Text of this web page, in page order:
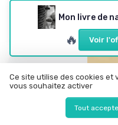
Lire le
Mon livre de
🔥 Voir
Ce site utilise des cookies et
vous souhaitez activer
Tout